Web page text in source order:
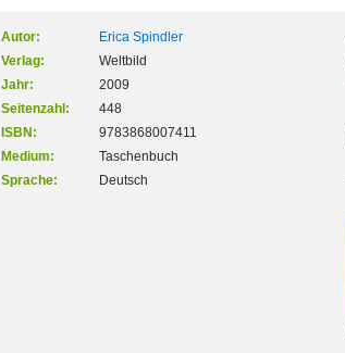
Autor:
Erica Spindler
Verlag:
Weltbild
Jahr:
2009
Seitenzahl:
448
ISBN:
9783868007411
Medium:
Taschenbuch
Sprache:
Deutsch